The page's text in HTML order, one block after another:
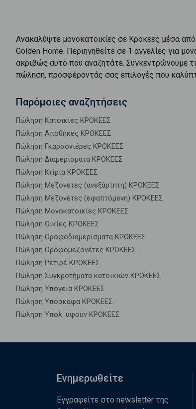
Ανακαλύψτε μονοκατοικίες σε Κροκεες μέσα
Golden Home. Περιηγηθείτε σε 1 αγγελίες για
ακριβώς αυτό που αναζητάτε. Συγκεντρώνουμε
πώληση, προσφέροντάς σας επιλογές που
Παρόμοιες αναζητήσεις
Πώληση Κατοικίες ΚΡΟΚΕΕΣ
Πώληση Αποθήκες ΚΡΟΚΕΕΣ
Πώληση Γκαρσονιέρες ΚΡΟΚΕΕΣ
Πώληση Διαμερίσματα ΚΡΟΚΕΕΣ
Πώληση Κτίρια ΚΡΟΚΕΕΣ
Πώληση Μεζονέτες (ανεξάρτητη) ΚΡΟΚΕΕΣ
Πώληση Μεζονέτες (εφαπτόμενη) ΚΡΟΚΕΕΣ
Πώληση Μονοκατοικίες ΚΡΟΚΕΕΣ
Πώληση Οικίες ΚΡΟΚΕΕΣ
Πώληση Οροφοδιαμερίσματα ΚΡΟΚΕΕΣ
Πώληση Οροφομεζονέτες ΚΡΟΚΕΕΣ
Πώληση Ρετιρέ ΚΡΟΚΕΕΣ
Πώληση Συγκροτήματα κατοικιών ΚΡΟΚΕΕΣ
Πώληση Υπόγεια ΚΡΟΚΕΕΣ
Πώληση Υπόσκαφα ΚΡΟΚΕΕΣ
Πώληση Υπολ. υψουν ΚΡΟΚΕΕΣ
Ενημερωθείτε
Εγγραφείτε στο newsletter της